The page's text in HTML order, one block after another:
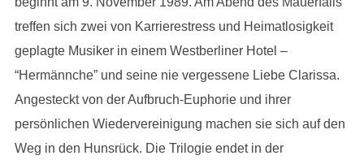
treffen sich zwei von Karrierestress und Heimatlosigkeit
geplagte Musiker in einem Westberliner Hotel –
“Hermännche” und seine nie vergessene Liebe Clarissa.
Angesteckt von der Aufbruch-Euphorie und ihrer
persönlichen Wiedervereinigung machen sie sich auf den
Weg in den Hunsrück. Die Trilogie endet in der